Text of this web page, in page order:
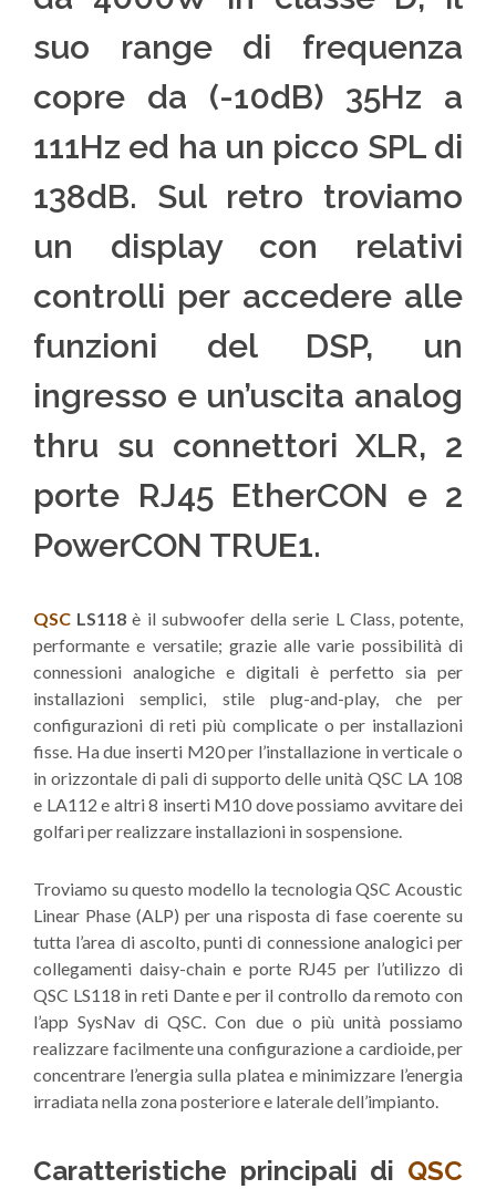
suo range di frequenza
copre da (-10dB) 35Hz a
111Hz ed ha un picco SPL di
138dB. Sul retro troviamo
un display con relativi
controlli per accedere alle
funzioni del DSP, un
ingresso e un’uscita analog
thru su connettori XLR, 2
porte RJ45 EtherCON e 2
PowerCON TRUE1.
QSC LS118 è il subwoofer della serie L Class, potente,
performante e versatile; grazie alle varie possibilità di
connessioni analogiche e digitali è perfetto sia per
installazioni semplici, stile plug-and-play, che per
configurazioni di reti più complicate o per installazioni
fisse. Ha due inserti M20 per l’installazione in verticale o
in orizzontale di pali di supporto delle unità QSC LA 108
e LA112 e altri 8 inserti M10 dove possiamo avvitare dei
golfari per realizzare installazioni in sospensione.
Troviamo su questo modello la tecnologia QSC Acoustic
Linear Phase (ALP) per una risposta di fase coerente su
tutta l’area di ascolto, punti di connessione analogici per
collegamenti daisy-chain e porte RJ45 per l’utilizzo di
QSC LS118 in reti Dante e per il controllo da remoto con
l’app SysNav di QSC. Con due o più unità possiamo
realizzare facilmente una configurazione a cardioide, per
concentrare l’energia sulla platea e minimizzare l’energia
irradiata nella zona posteriore e laterale dell’impianto.
Caratteristiche principali di QSC